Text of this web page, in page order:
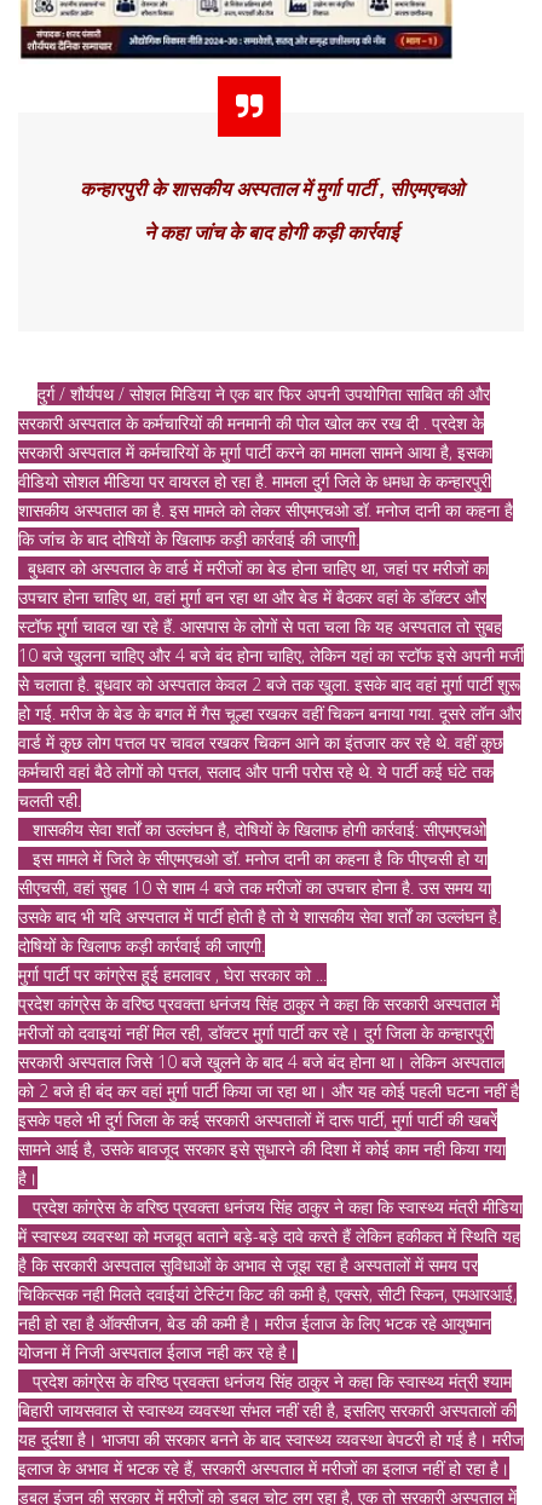
कन्हारपुरी के शासकीय अस्पताल में मुर्गा पार्टी , सीएमएचओ
ने कहा जांच के बाद होगी कड़ी कार्रवाई
दुर्ग / शौर्यपथ / सोशल मिडिया ने एक बार फिर अपनी उपयोगिता साबित की और
सरकारी अस्पताल के कर्मचारियों की मनमानी की पोल खोल कर रख दी . प्रदेश के
सरकारी अस्पताल में कर्मचारियों के मुर्गा पार्टी करने का मामला सामने आया है, इसका
वीडियो सोशल मीडिया पर वायरल हो रहा है. मामला दुर्ग जिले के धमधा के कन्हारपुरी
शासकीय अस्पताल का है. इस मामले को लेकर सीएमएचओ डॉ. मनोज दानी का कहना है
कि जांच के बाद दोषियों के खिलाफ कड़ी कार्रवाई की जाएगी.
बुधवार को अस्पताल के वार्ड में मरीजों का बेड होना चाहिए था, जहां पर मरीजों का
उपचार होना चाहिए था, वहां मुर्गा बन रहा था और बेड में बैठकर वहां के डॉक्टर और
स्टॉफ मुर्गा चावल खा रहे हैं. आसपास के लोगों से पता चला कि यह अस्पताल तो सुबह
10 बजे खुलना चाहिए और 4 बजे बंद होना चाहिए, लेकिन यहां का स्टॉफ इसे अपनी मर्जी
से चलाता है. बुधवार को अस्पताल केवल 2 बजे तक खुला. इसके बाद वहां मुर्गा पार्टी शुरू
हो गई. मरीज के बेड के बगल में गैस चूल्हा रखकर वहीं चिकन बनाया गया. दूसरे लॉन और
वार्ड में कुछ लोग पत्तल पर चावल रखकर चिकन आने का इंतजार कर रहे थे. वहीं कुछ
कर्मचारी वहां बैठे लोगों को पत्तल, सलाद और पानी परोस रहे थे. ये पार्टी कई घंटे तक
चलती रही.
शासकीय सेवा शर्तों का उल्लंघन है, दोषियों के खिलाफ होगी कार्रवाई: सीएमएचओ
इस मामले में जिले के सीएमएचओ डॉ. मनोज दानी का कहना है कि पीएचसी हो या
सीएचसी, वहां सुबह 10 से शाम 4 बजे तक मरीजों का उपचार होना है. उस समय या
उसके बाद भी यदि अस्पताल में पार्टी होती है तो ये शासकीय सेवा शर्तों का उल्लंघन है.
दोषियों के खिलाफ कड़ी कार्रवाई की जाएगी.
मुर्गा पार्टी पर कांग्रेस हुई हमलावर , घेरा सरकार को ...
प्रदेश कांग्रेस के वरिष्ठ प्रवक्ता धनंजय सिंह ठाकुर ने कहा कि सरकारी अस्पताल में
मरीजों को दवाइयां नहीं मिल रही, डॉक्टर मुर्गा पार्टी कर रहे। दुर्ग जिला के कन्हारपुरी
सरकारी अस्पताल जिसे 10 बजे खुलने के बाद 4 बजे बंद होना था। लेकिन अस्पताल
को 2 बजे ही बंद कर वहां मुर्गा पार्टी किया जा रहा था। और यह कोई पहली घटना नहीं है
इसके पहले भी दुर्ग जिला के कई सरकारी अस्पतालों में दारू पार्टी, मुर्गा पार्टी की खबरें
सामने आई है, उसके बावजूद सरकार इसे सुधारने की दिशा में कोई काम नही किया गया
है।
प्रदेश कांग्रेस के वरिष्ठ प्रवक्ता धनंजय सिंह ठाकुर ने कहा कि स्वास्थ्य मंत्री मीडिया
में स्वास्थ्य व्यवस्था को मजबूत बताने बड़े-बड़े दावे करते हैं लेकिन हकीकत में स्थिति यह
है कि सरकारी अस्पताल सुविधाओं के अभाव से जूझ रहा है अस्पतालों में समय पर
चिकित्सक नही मिलते दवाईयां टेस्टिंग किट की कमी है, एक्सरे, सीटी स्किन, एमआरआई,
नही हो रहा है ऑक्सीजन, बेड की कमी है। मरीज ईलाज के लिए भटक रहे आयुष्मान
योजना में निजी अस्पताल ईलाज नही कर रहे है।
प्रदेश कांग्रेस के वरिष्ठ प्रवक्ता धनंजय सिंह ठाकुर ने कहा कि स्वास्थ्य मंत्री श्याम
बिहारी जायसवाल से स्वास्थ्य व्यवस्था संभल नहीं रही है, इसलिए सरकारी अस्पतालों की
यह दुर्दशा है। भाजपा की सरकार बनने के बाद स्वास्थ्य व्यवस्था बेपटरी हो गई है। मरीज
इलाज के अभाव में भटक रहे हैं, सरकारी अस्पताल में मरीजों का इलाज नहीं हो रहा है।
डबल इंजन की सरकार में मरीजों को डबल चोट लग रहा है, एक तो सरकारी अस्पताल में